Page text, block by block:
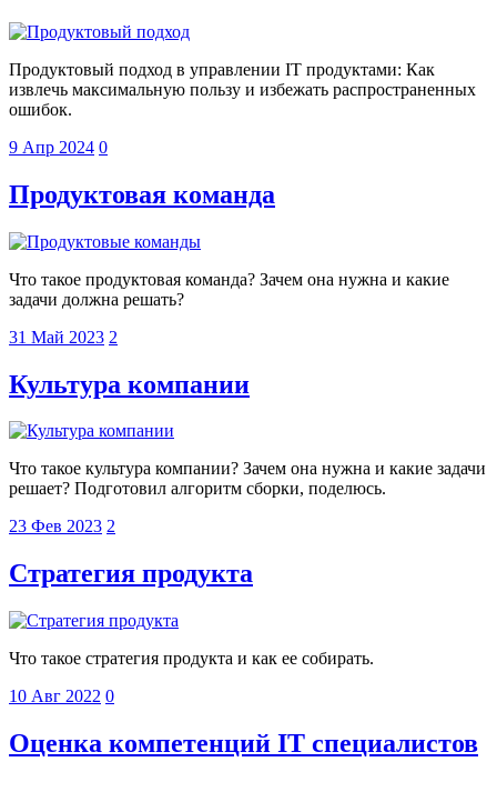
Продуктовый подход в управлении IT продуктами: Как
извлечь максимальную пользу и избежать распространенных
ошибок.
9 Апр 2024 0
Продуктовая команда
Что такое продуктовая команда? Зачем она нужна и какие
задачи должна решать?
31 Май 2023 2
Культура компании
Что такое культура компании? Зачем она нужна и какие задачи
решает? Подготовил алгоритм сборки, поделюсь.
23 Фев 2023 2
Стратегия продукта
Что такое стратегия продукта и как ее собирать.
10 Авг 2022 0
Оценка компетенций IT специалистов